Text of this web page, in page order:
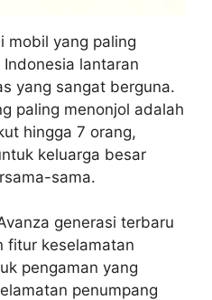
mobil yang paling
lantaran
yang sangat berguna.
paling menonjol adalah
hingga 7 orang,
keluarga besar
sama.
generasi terbaru
fitur keselamatan
pengaman yang
penumpang